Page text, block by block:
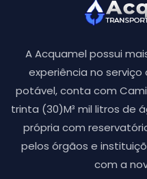
A Acquamel possui
experiência no
potável, conta com
trinta (30)M³ mil litros de
própria com
pelos órgãos e
com a